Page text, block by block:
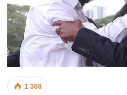
1 308